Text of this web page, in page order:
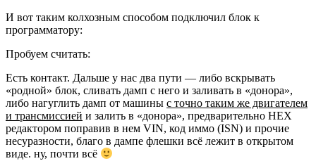
И вот таким колхозным способом подключил блок к
программатору:
Пробуем считать:
Есть контакт. Дальше у нас два пути — либо вскрывать
«родной» блок, сливать дамп с него и заливать в «донора»,
либо нагуглить дамп от машины с точно таким же двигателем
и трансмиссией и залить в «донора», предварительно HEX
редактором поправив в нем VIN, код иммо (ISN) и прочие
несуразности, благо в дампе флешки всё лежит в открытом
виде. ну, почти всё